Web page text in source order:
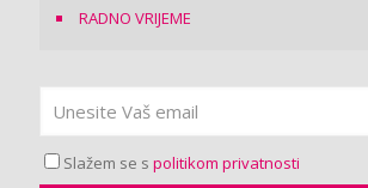
RADNO VRIJEME
Slažem se s politikom privatnosti